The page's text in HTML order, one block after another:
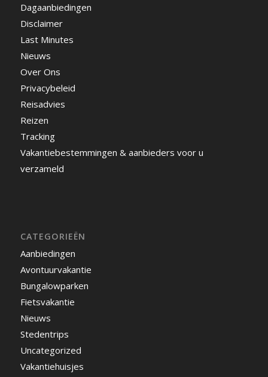
Dagaanbiedingen
Disclaimer
Last Minutes
Nieuws
Over Ons
Privacybeleid
Reisadvies
Reizen
Tracking
Vakantiebestemmingen & aanbieders voor u
verzameld
CATEGORIEËN
Aanbiedingen
Avontuurvakantie
Bungalowparken
Fietsvakantie
Nieuws
Stedentrips
Uncategorized
Vakantiehuisjes